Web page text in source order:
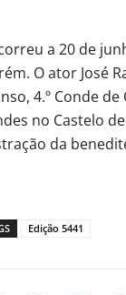
a 20 de
O ator José
4.º Conde
no Castelo
da
Edição 5441